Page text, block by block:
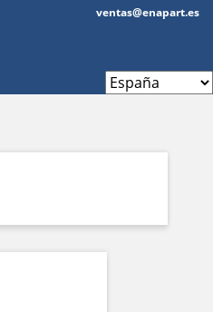
ventas@enapart.es